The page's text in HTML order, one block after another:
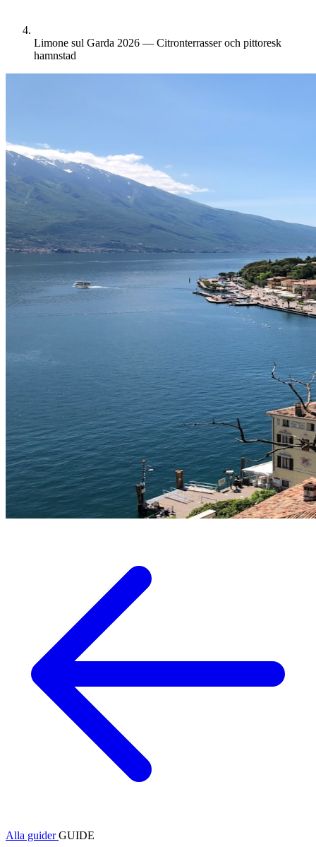
Limone sul Garda 2026 — Citronterrasser och pittoresk
hamnstad
Alla guiderGUIDE